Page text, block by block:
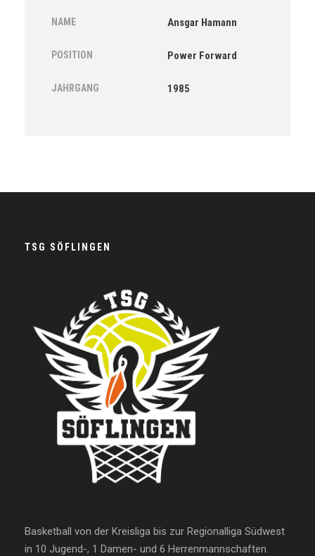
NAME Ansgar Hamann
POSITION Power Forward
JAHRGANG 1985
TSG SÖFLINGEN
Basketball von der Kreisliga bis zur Regionalliga Südwest
in 10 Jugend-, 1 Damen- und 6 Herrenmannschaften.